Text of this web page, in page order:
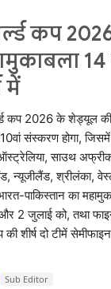
कप
में
कप 2026 के शेड्यूल की
संस्करण होगा, जिसमें
साउथ
न्यूजीलैंड, श्रीलंका,
पाकिस्तान का
2 जुलाई को, तथा
शीर्ष दो टीमें
Verified Media or
Sub Editor